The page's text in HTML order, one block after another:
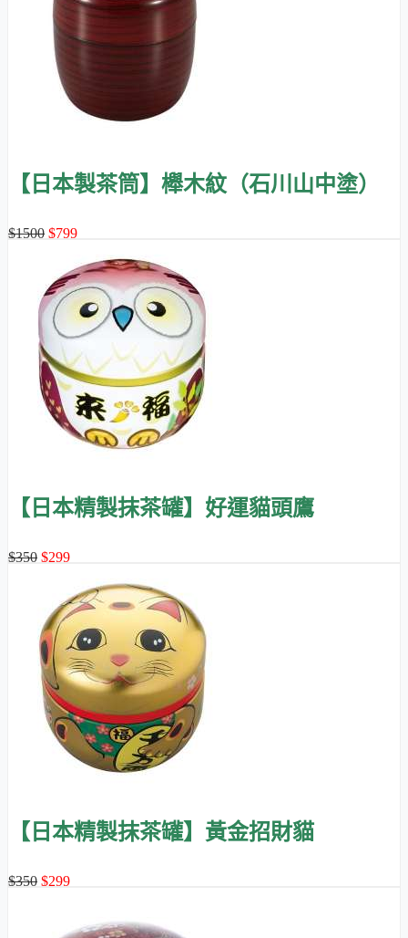
【日本製茶筒】櫸木紋（石川山中塗）
$1500 $799
【日本精製抹茶罐】好運貓頭鷹
$350 $299
【日本精製抹茶罐】黃金招財貓
$350 $299